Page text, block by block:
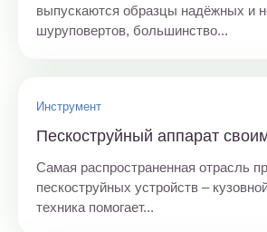
выпускаются образцы надёжных и
шуруповертов, большинство...
Инструмент
Пескоструйный аппарат
Самая распространенная отрасль
пескоструйных устройств –
техника помогает...